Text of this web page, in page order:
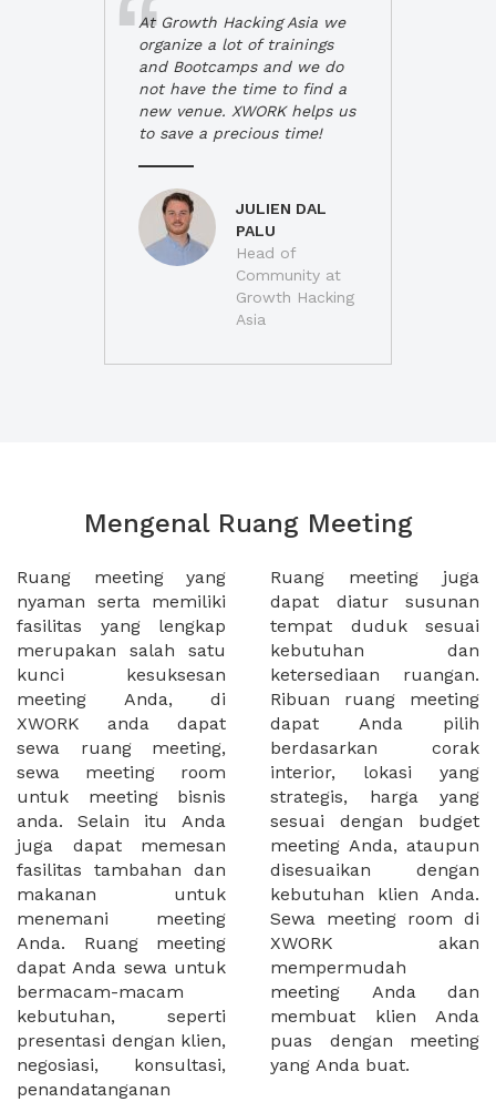
At Growth Hacking Asia we
organize a lot of trainings
and Bootcamps and we do
not have the time to find a
new venue. XWORK helps us
to save a precious time!
JULIEN DAL
PALU
Head of
Community at
Growth Hacking
Asia
Mengenal Ruang Meeting
Ruang meeting yang
nyaman serta memiliki
fasilitas yang lengkap
merupakan salah satu
kunci kesuksesan
meeting Anda, di
XWORK anda dapat
sewa ruang meeting,
sewa meeting room
untuk meeting bisnis
anda. Selain itu Anda
juga dapat memesan
fasilitas tambahan dan
makanan untuk
menemani meeting
Anda. Ruang meeting
dapat Anda sewa untuk
bermacam-macam
kebutuhan, seperti
presentasi dengan klien,
negosiasi, konsultasi,
penandatanganan
Ruang meeting juga
dapat diatur susunan
tempat duduk sesuai
kebutuhan dan
ketersediaan ruangan.
Ribuan ruang meeting
dapat Anda pilih
berdasarkan corak
interior, lokasi yang
strategis, harga yang
sesuai dengan budget
meeting Anda, ataupun
disesuaikan dengan
kebutuhan klien Anda.
Sewa meeting room di
XWORK akan
mempermudah
meeting Anda dan
membuat klien Anda
puas dengan meeting
yang Anda buat.